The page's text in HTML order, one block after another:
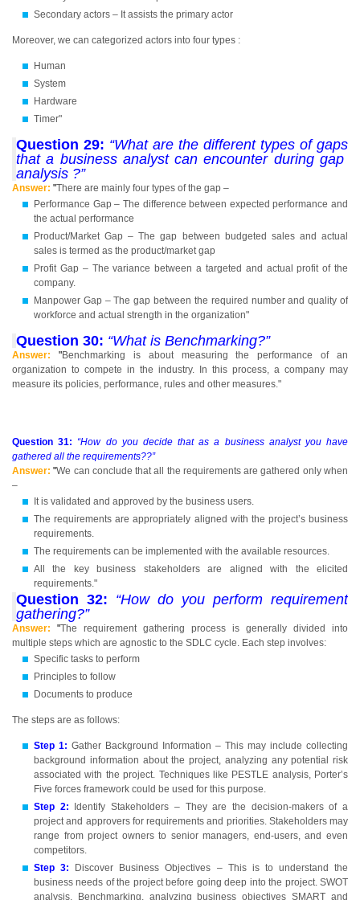
Secondary actors – It assists the primary actor
Moreover, we can categorized actors into four types :
Human
System
Hardware
Timer"
Question 29: “What are the different types of gaps
that a business analyst can encounter during gap
analysis ?”
Answer: "There are mainly four types of the gap –
Performance Gap – The difference between expected performance and
the actual performance
Product/Market Gap – The gap between budgeted sales and actual
sales is termed as the product/market gap
Profit Gap – The variance between a targeted and actual profit of the
company.
Manpower Gap – The gap between the required number and quality of
workforce and actual strength in the organization"
Question 30: “What is Benchmarking?”
Answer: "Benchmarking is about measuring the performance of an
organization to compete in the industry. In this process, a company may
measure its policies, performance, rules and other measures."
Question 31: “How do you decide that as a business analyst you have
gathered all the requirements??”
Answer:"We can conclude that all the requirements are gathered only when
–
It is validated and approved by the business users.
The requirements are appropriately aligned with the project’s business
requirements.
The requirements can be implemented with the available resources.
All the key business stakeholders are aligned with the elicited
requirements."
Question 32: “How do you perform requirement
gathering?”
Answer: "The requirement gathering process is generally divided into
multiple steps which are agnostic to the SDLC cycle. Each step involves:
Specific tasks to perform
Principles to follow
Documents to produce
The steps are as follows:
Step 1: Gather Background Information – This may include collecting
background information about the project, analyzing any potential risk
associated with the project. Techniques like PESTLE analysis, Porter’s
Five forces framework could be used for this purpose.
Step 2: Identify Stakeholders – They are the decision-makers of a
project and approvers for requirements and priorities. Stakeholders may
range from project owners to senior managers, end-users, and even
competitors.
Step 3: Discover Business Objectives – This is to understand the
business needs of the project before going deep into the project. SWOT
analysis, Benchmarking, analyzing business objectives SMART and